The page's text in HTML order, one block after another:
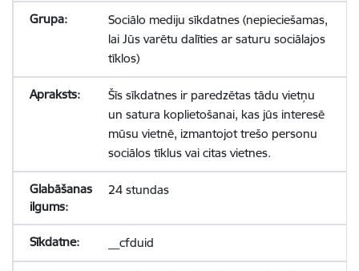
Sociālo mediju sīkdatnes (nepieciešamas,
lai Jūs varētu dalīties ar saturu sociālajos
tīklos)
Šīs sīkdatnes ir paredzētas tādu vietņu
un satura koplietošanai, kas jūs interesē
mūsu vietnē, izmantojot trešo personu
sociālos tīklus vai citas vietnes.
24 stundas
__cfduid